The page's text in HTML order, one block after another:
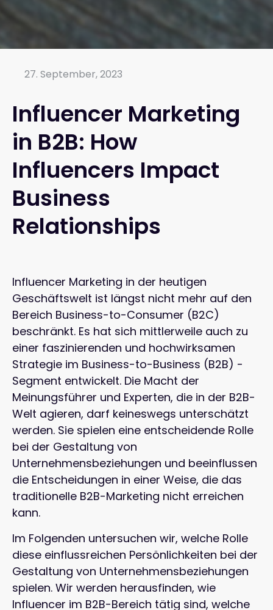
27. September, 2023
Influencer Marketing
in B2B: How
Influencers Impact
Business
Relationships
Influencer Marketing in der heutigen
Geschäftswelt ist längst nicht mehr auf den
Bereich Business-to-Consumer (B2C)
beschränkt. Es hat sich mittlerweile auch zu
einer faszinierenden und hochwirksamen
Strategie im Business-to-Business (B2B) -
Segment entwickelt. Die Macht der
Meinungsführer und Experten, die in der B2B-
Welt agieren, darf keineswegs unterschätzt
werden. Sie spielen eine entscheidende Rolle
bei der Gestaltung von
Unternehmensbeziehungen und beeinflussen
die Entscheidungen in einer Weise, die das
traditionelle B2B-Marketing nicht erreichen
kann.
Im Folgenden untersuchen wir, welche Rolle
diese einflussreichen Persönlichkeiten bei der
Gestaltung von Unternehmensbeziehungen
spielen. Wir werden herausfinden, wie
Influencer im B2B-Bereich tätig sind, welche